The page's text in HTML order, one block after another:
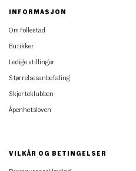
INFORMASJON
Om Follestad
Butikker
Ledige stillinger
Størrelsesanbefaling
Skjorteklubben
Åpenhetsloven
VILKÅR OG BETINGELSER